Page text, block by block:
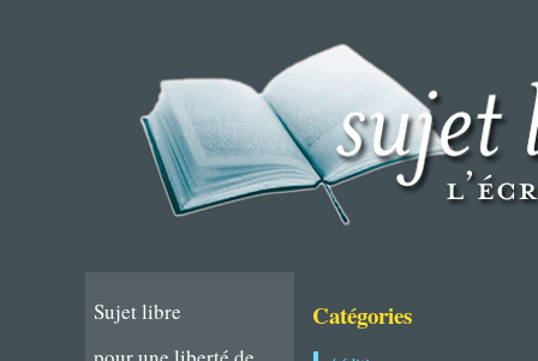
Sujet libre
Catégories